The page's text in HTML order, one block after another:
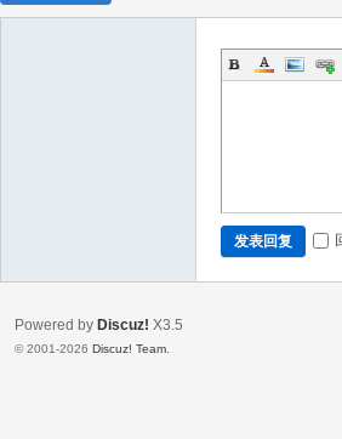
发表回复
Powered by Discuz! X3.5
© 2001-2026 Discuz! Team